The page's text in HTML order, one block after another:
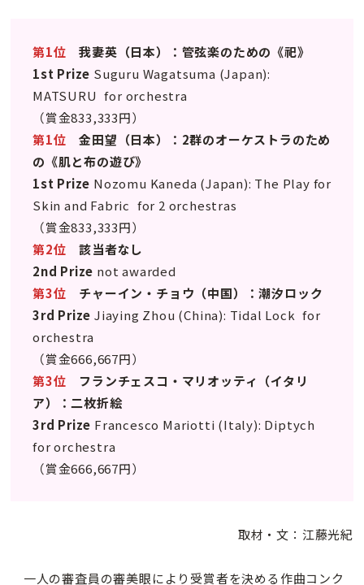
第1位 我妻英（日本）：管弦楽のための《祀》
1st Prize Suguru Wagatsuma (Japan):
MATSURU for orchestra
（賞金833,333円）
第1位 金田望（日本）：2群のオーケストラのため
の《肌と布の遊び》
1st Prize Nozomu Kaneda (Japan): The Play for
Skin and Fabric for 2 orchestras
（賞金833,333円）
第2位 該当者なし
2nd Prize not awarded
第3位 チャーイン・チョウ（中国）：潮汐ロック
3rd Prize Jiaying Zhou (China): Tidal Lock for
orchestra
（賞金666,667円）
第3位 フランチェスコ・マリオッティ（イタリ
ア）：二枚折絵
3rd Prize Francesco Mariotti (Italy): Diptych
for orchestra
（賞金666,667円）
取材・文：江藤光紀
一人の審査員の審美眼により受賞者を決める作曲コンク